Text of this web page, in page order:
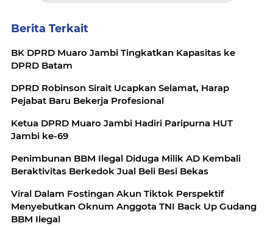
Berita Terkait
BK DPRD Muaro Jambi Tingkatkan Kapasitas ke
DPRD Batam
DPRD Robinson Sirait Ucapkan Selamat, Harap
Pejabat Baru Bekerja Profesional
Ketua DPRD Muaro Jambi Hadiri Paripurna HUT
Jambi ke-69
Penimbunan BBM Ilegal Diduga Milik AD Kembali
Beraktivitas Berkedok Jual Beli Besi Bekas
Viral Dalam Fostingan Akun Tiktok Perspektif
Menyebutkan Oknum Anggota TNI Back Up Gudang
BBM Ilegal